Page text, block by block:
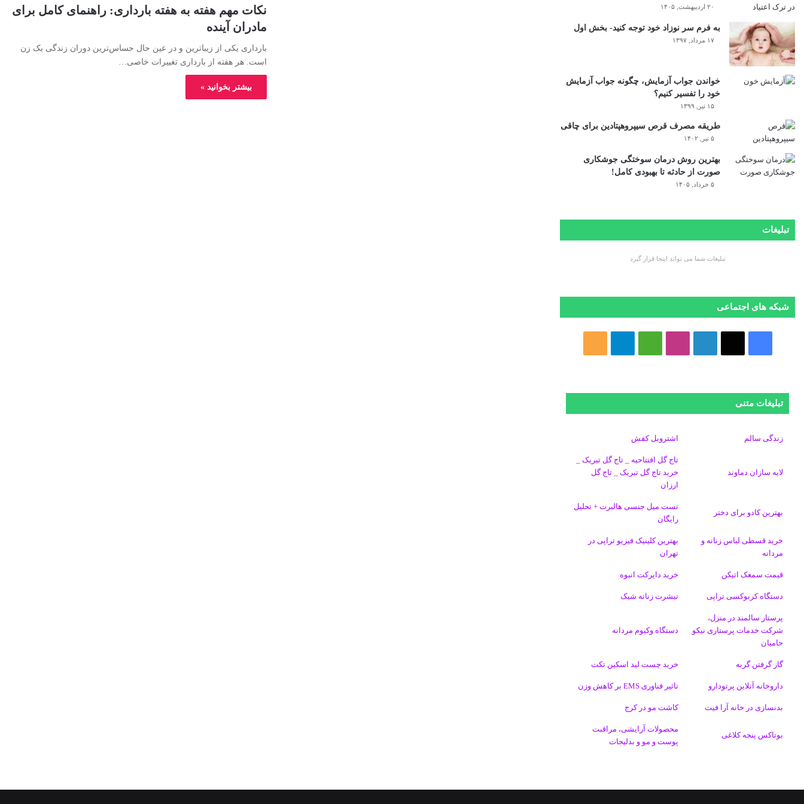
نکات مهم هفته به هفته بارداری: راهنمای کامل برای
مادران آینده
بارداری یکی از زیباترین و در عین حال حساس‌ترین دوران زندگی یک زن
است. هر هفته از بارداری تغییرات خاصی…
بیشتر بخوانید »
۲۰ اردیبهشت, ۱۴۰۵
به فرم سر نوزاد خود توجه کنید- بخش اول
۱۷ مرداد, ۱۳۹۷
خواندن جواب آزمایش، چگونه جواب آزمایش
خود را تفسیر کنیم؟
۱۵ تیر, ۱۳۹۹
طریقه مصرف قرص سیپروهپتادین برای چاقی
۵ تیر, ۱۴۰۲
بهترین روش درمان سوختگی جوشکاری
صورت از حادثه تا بهبودی کامل!
۵ خرداد, ۱۴۰۵
تبلیغات
تبلیغات شما می تواند اینجا قرار گیرد
شبکه های اجتماعی
س
ب
و
ک
س
ن
ک
ن
س
ت
ا
گ
ر
م
d
i
u
m
گ
ر
م
ر
ا
تبلیغات متنی
زندگی سالم اشتروبل کفش
لایه سازان دماوند
تاج گل افتتاحیه _ تاج گل تبریک _
خرید تاج گل تبریک _ تاج گل
ارزان
بهترین کادو برای دختر
تست میل جنسی هالبرت + تحلیل
رایگان
خرید قسطی لباس زنانه و
مردانه
بهترین کلینیک فیزیو تراپی در
تهران
قیمت سمعک اتیکن خرید دایرکت انبوه
دستگاه کربوکسی تراپی تیشرت زنانه شیک
پرستار سالمند در منزل،
شرکت خدمات پرستاری نیکو
حامیان
دستگاه وکیوم مردانه
گاز گرفتن گربه خرید چست لید اسکین تکت
داروخانه آنلاین پرتودارو تاثیر فناوری EMS بر کاهش وزن
بدنسازی در خانه آرا فیت کاشت مو در کرج
بوتاکس پنجه کلاغی
محصولات آرایشی، مراقبت
پوست و مو و بدلیجات